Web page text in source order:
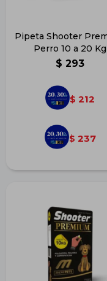
Pipeta Shooter
Perro 10 a 20 Kg
$ 293
$ 212
$ 237